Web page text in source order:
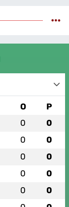
O P
0 0
0 0
0 0
0 0
0 0